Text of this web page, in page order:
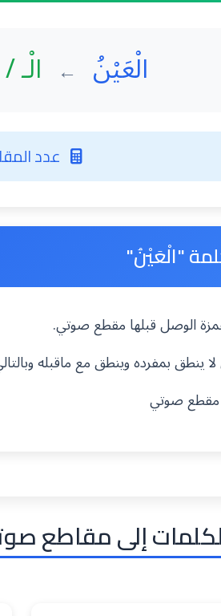
الْعَيْنُ ←
عدد
"الْعَيْنُ"
همزة الوصل قبلها مقطع صوتي.
ينطق بمفرده وينطق مع ماقبله
مقطع صوتي
إلى مقاطع